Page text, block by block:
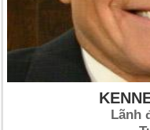
Lãnh